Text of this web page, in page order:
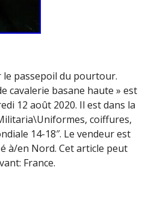
passepoil du pourtour.
cavalerie basane haute » est
12 août 2020. Il est dans la
coiffures,
14-18″. Le vendeur est
à/en Nord. Cet article peut
France.